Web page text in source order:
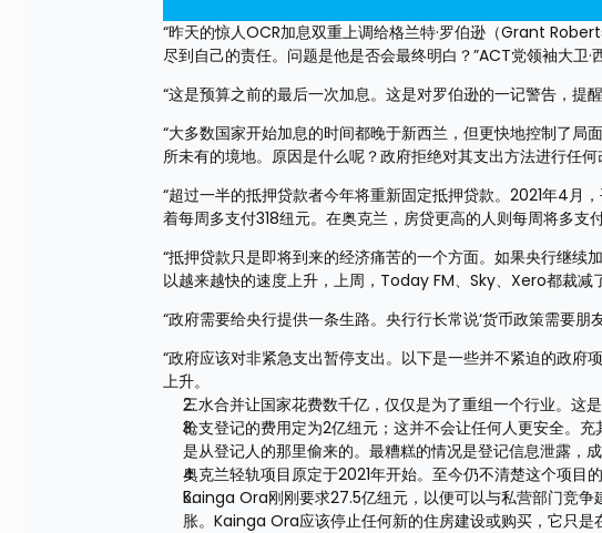
“昨天的惊人OCR加息双重上调给格兰特·罗伯逊（Grant
尽到自己的责任。问题是他是否会最终明白？”ACT党领袖大卫
“这是预算之前的最后一次加息。这是对罗伯逊的一记警告，提
“大多数国家开始加息的时间都晚于新西兰，但更快地控制了
所未有的境地。原因是什么呢？政府拒绝对其支出方法进行任何
“超过一半的抵押贷款者今年将重新固定抵押贷款。2021年4月
着每周多支付318纽元。在奥克兰，房贷更高的人则每周将多支
“抵押贷款只是即将到来的经济痛苦的一个方面。如果央行继
以越来越快的速度上升，上周，Today FM、Sky、Xero都裁
“政府需要给央行提供一条生路。央行行长常说‘货币政策需要朋
“政府应该对非紧急支出暂停支出。以下是一些并不紧迫的政
上升。
三水合并让国家花费数千亿，仅仅是为了重组一个行业。这
枪支登记的费用定为2亿纽元；这并不会让任何人更安全。
是从登记人的那里偷来的。最糟糕的情况是登记信息泄露，
奥克兰轻轨项目原定于2021年开始。至今仍不清楚这个项目
Kainga Ora刚刚要求27.5亿纽元，以便可以与私营部门竞
胀。Kainga Ora应该停止任何新的住房建设或购买，它只是